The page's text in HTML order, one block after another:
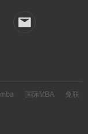
mba 国际MBA
免联